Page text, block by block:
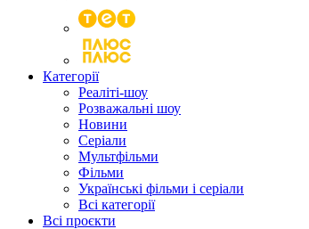
Категорії
Реаліті-шоу
Розважальні шоу
Новини
Серіали
Мультфільми
Фільми
Українські фільми і серіали
Всі категорії
Всі проєкти